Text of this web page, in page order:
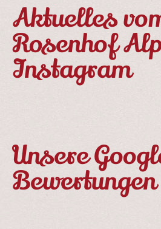
Aktuelles
Rosenhof
Instagram
Unsere
Bewertungen